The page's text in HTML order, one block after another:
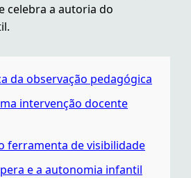
celebra a autoria do
da observação pedagógica
intervenção docente
ferramenta de visibilidade
e a autonomia infantil